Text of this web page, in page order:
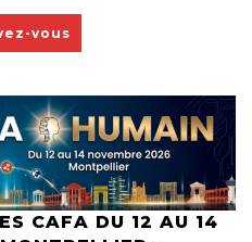
vous
CAFA DU 12 AU 14